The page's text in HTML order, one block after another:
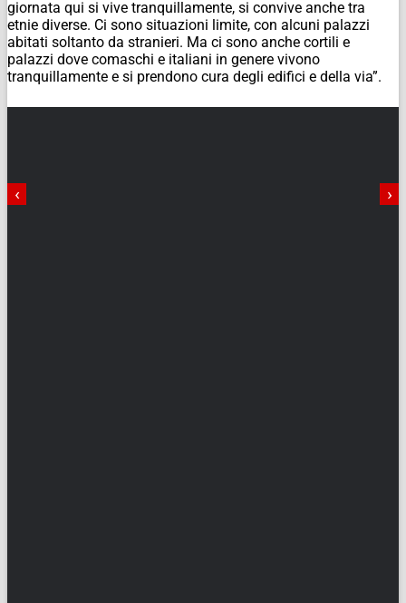
giornata qui si vive tranquillamente, si convive anche tra
etnie diverse. Ci sono situazioni limite, con alcuni palazzi
abitati soltanto da stranieri. Ma ci sono anche cortili e
palazzi dove comaschi e italiani in genere vivono
tranquillamente e si prendono cura degli edifici e della via”.
‹ ›